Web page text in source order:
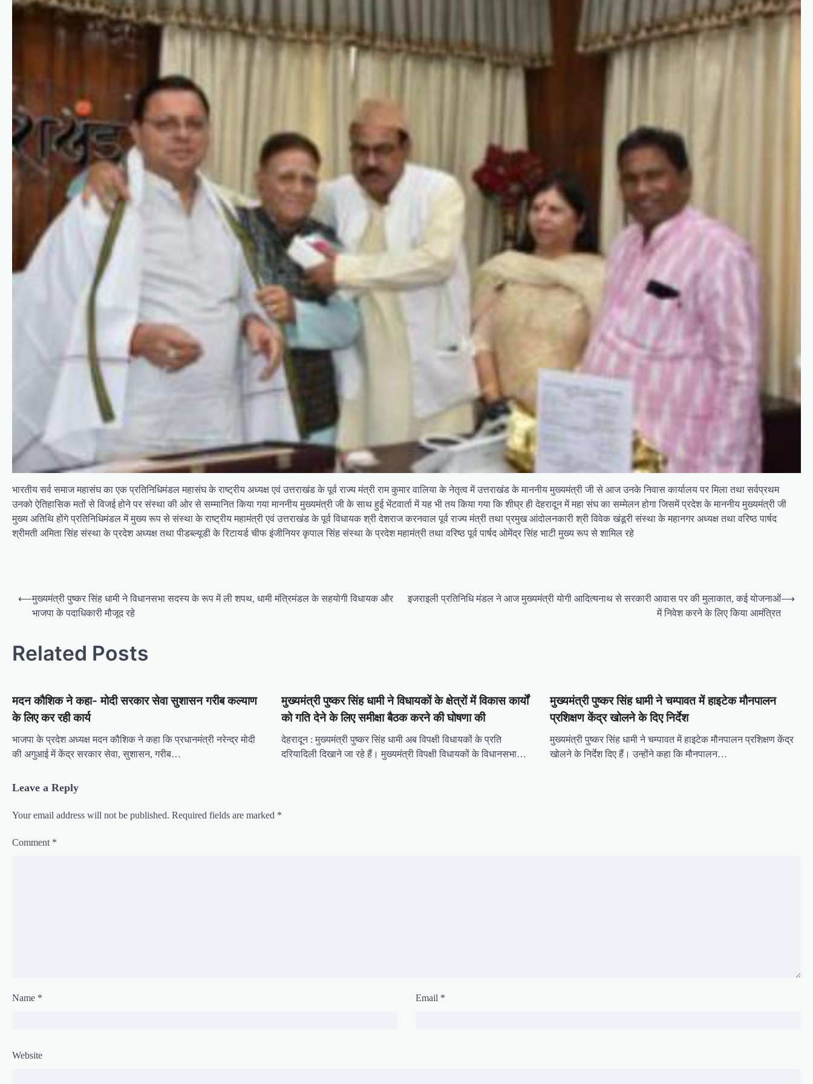
भारतीय सर्व समाज महासंघ का एक प्रतिनिधिमंडल महासंघ के राष्ट्रीय अध्यक्ष एवं उत्तराखंड के पूर्व राज्य मंत्री राम कुमार वालिया के नेतृत्व में उत्तराखंड के माननीय मुख्यमंत्री जी से आज उनके निवास कार्यालय पर मिला तथा सर्वप्रथम
उनको ऐतिहासिक मतों से विजई होने पर संस्था की ओर से सम्मानित किया गया माननीय मुख्यमंत्री जी के साथ हुई भेंटवार्ता में यह भी तय किया गया कि शीघ्र ही देहरादून में महा संघ का सम्मेलन होगा जिसमें प्रदेश के माननीय मुख्यमंत्री जी
मुख्य अतिथि होंगे प्रतिनिधिमंडल में मुख्य रूप से संस्था के राष्ट्रीय महामंत्री एवं उत्तराखंड के पूर्व विधायक श्री देशराज करनवाल पूर्व राज्य मंत्री तथा प्रमुख आंदोलनकारी श्री विवेक खंडूरी संस्था के महानगर अध्यक्ष तथा वरिष्ठ पार्षद
श्रीमती अमिता सिंह संस्था के प्रदेश अध्यक्ष तथा पीडब्ल्यूडी के रिटायर्ड चीफ इंजीनियर कृपाल सिंह संस्था के प्रदेश महामंत्री तथा वरिष्ठ पूर्व पार्षद ओमेंद्र सिंह भाटी मुख्य रूप से शामिल रहे
P
t
v
i
g
a
t
o
n
⟵मुख्यमंत्री पुष्कर सिंह धामी ने विधानसभा सदस्य के रूप में ली शपथ, धामी मंत्रिमंडल के सहयोगी विधायक और
भाजपा के पदाधिकारी मौजूद रहे
इजराइली प्रतिनिधि मंडल ने आज मुख्‍यमंत्री योगी आद‍ित्‍यनाथ से सरकारी आवास पर की मुलाकात, कई योजनाओं
में न‍िवेश करने के ल‍िए क‍िया आमंत्र‍ित
⟶
Related Posts
मदन कौशिक ने कहा- मोदी सरकार सेवा सुशासन गरीब कल्याण
के लिए कर रही कार्य
भाजपा के प्रदेश अध्यक्ष मदन कौशिक ने कहा कि प्रधानमंत्री नरेन्द्र मोदी
की अगुआई में केंद्र सरकार सेवा, सुशासन, गरीब…
मुख्यमंत्री पुष्कर सिंह धामी ने विधायकों के क्षेत्रों में विकास कार्यों
को गति देने के लिए समीक्षा बैठक करने की घोषणा की
देहरादून : मुख्यमंत्री पुष्कर सिंह धामी अब विपक्षी विधायकों के प्रति
दरियादिली दिखाने जा रहे हैं। मुख्यमंत्री विपक्षी विधायकों के विधानसभा…
मुख्यमंत्री पुष्कर सिंह धामी ने चम्पावत में हाइटेक मौनपालन
प्रशिक्षण केंद्र खोलने के दिए निर्देश
मुख्यमंत्री पुष्कर सिंह धामी ने चम्पावत में हाइटेक मौनपालन प्रशिक्षण केंद्र
खोलने के निर्देश दिए हैं। उन्होंने कहा कि मौनपालन…
Leave a Reply
Your email address will not be published. Required fields are marked *
Comment *
Name * Email *
Website